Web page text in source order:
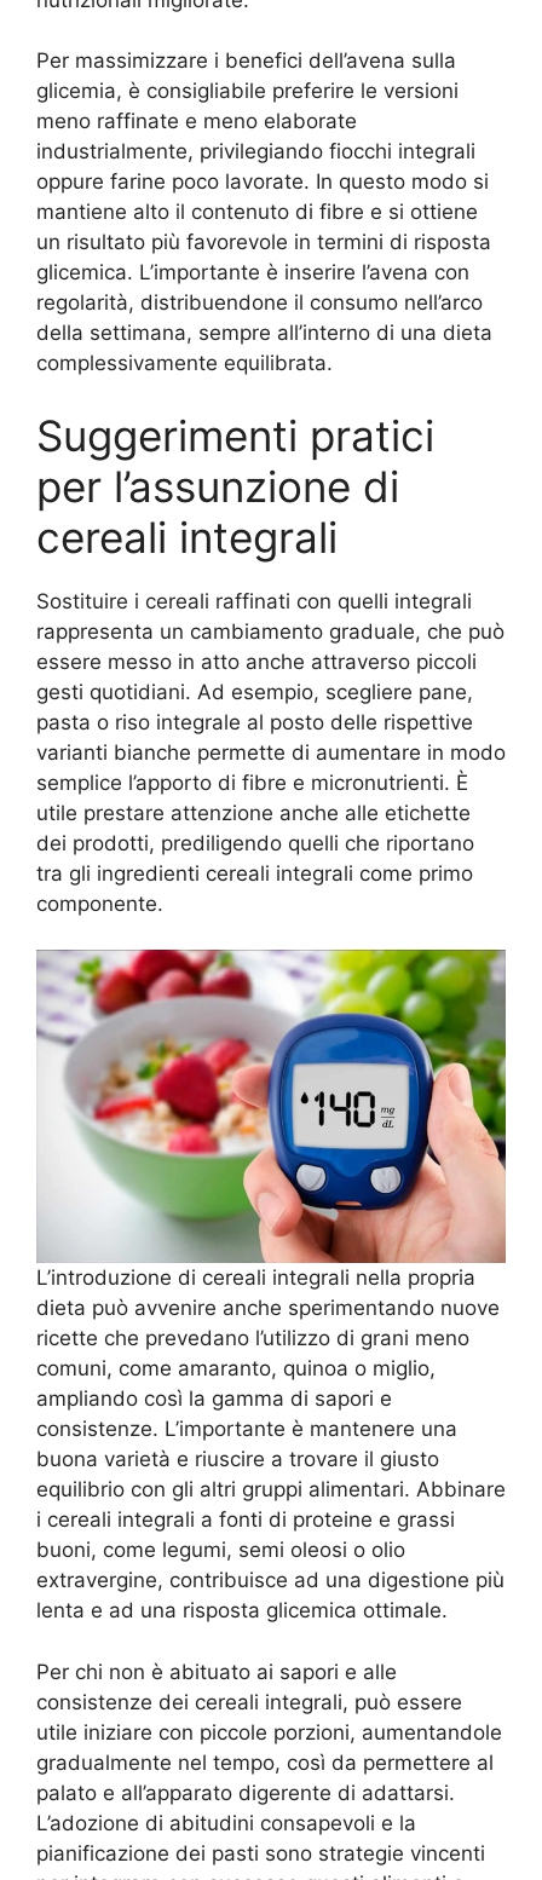
Per massimizzare i benefici dell’avena sulla
glicemia, è consigliabile preferire le versioni
meno raffinate e meno elaborate
industrialmente, privilegiando fiocchi integrali
oppure farine poco lavorate. In questo modo si
mantiene alto il contenuto di fibre e si ottiene
un risultato più favorevole in termini di risposta
glicemica. L’importante è inserire l’avena con
regolarità, distribuendone il consumo nell’arco
della settimana, sempre all’interno di una dieta
complessivamente equilibrata.
Suggerimenti pratici
per l’assunzione di
cereali integrali
Sostituire i cereali raffinati con quelli integrali
rappresenta un cambiamento graduale, che può
essere messo in atto anche attraverso piccoli
gesti quotidiani. Ad esempio, scegliere pane,
pasta o riso integrale al posto delle rispettive
varianti bianche permette di aumentare in modo
semplice l’apporto di fibre e micronutrienti. È
utile prestare attenzione anche alle etichette
dei prodotti, prediligendo quelli che riportano
tra gli ingredienti cereali integrali come primo
componente.
L’introduzione di cereali integrali nella propria
dieta può avvenire anche sperimentando nuove
ricette che prevedano l’utilizzo di grani meno
comuni, come amaranto, quinoa o miglio,
ampliando così la gamma di sapori e
consistenze. L’importante è mantenere una
buona varietà e riuscire a trovare il giusto
equilibrio con gli altri gruppi alimentari. Abbinare
i cereali integrali a fonti di proteine e grassi
buoni, come legumi, semi oleosi o olio
extravergine, contribuisce ad una digestione più
lenta e ad una risposta glicemica ottimale.
Per chi non è abituato ai sapori e alle
consistenze dei cereali integrali, può essere
utile iniziare con piccole porzioni, aumentandole
gradualmente nel tempo, così da permettere al
palato e all’apparato digerente di adattarsi.
L’adozione di abitudini consapevoli e la
pianificazione dei pasti sono strategie vincenti